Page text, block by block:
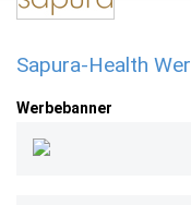
Sapura-Health
Werbebanner